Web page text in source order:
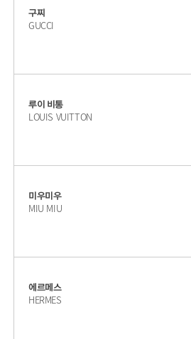
구찌
GUCCI
루이 비통
LOUIS VUITTON
미우미우
MIU MIU
에르메스
HERMES